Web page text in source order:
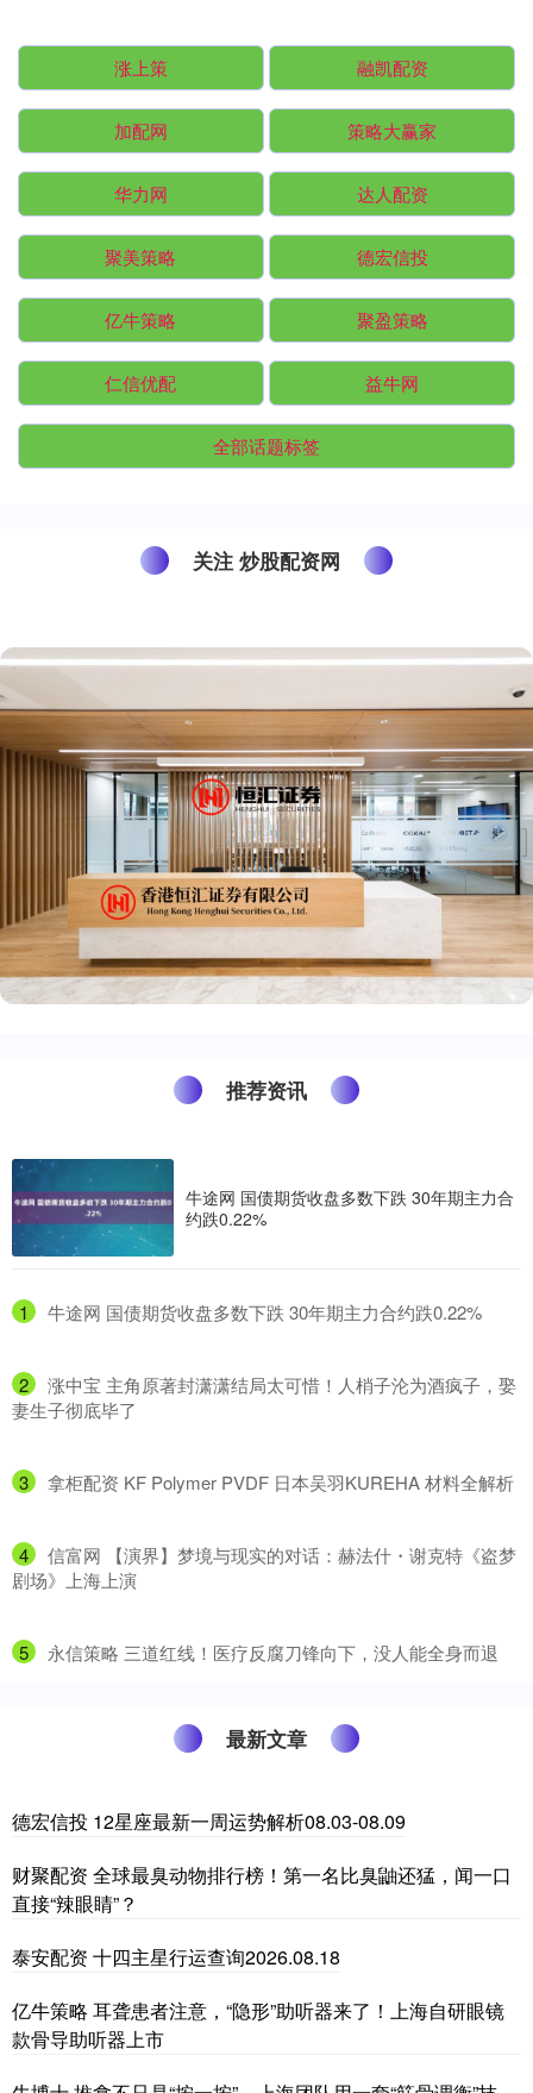
涨上策 融凯配资
加配网 策略大赢家
华力网 达人配资
聚美策略 德宏信投
亿牛策略 聚盈策略
仁信优配 益牛网
全部话题标签
关注 炒股配资网
推荐资讯
牛途网 国债期货收盘多数下跌 30年期主力合
约跌0.22%
1 ​牛途网 国债期货收盘多数下跌 30年期主力合约跌0.22%
2
​涨中宝 主角原著封潇潇结局太可惜！人梢子沦为酒疯子，娶
妻生子彻底毕了
3 ​拿柜配资 KF Polymer PVDF 日本吴羽KUREHA 材料全解析
4
​信富网 【演界】梦境与现实的对话：赫法什・谢克特《盗梦
剧场》上海上演
5 ​永信策略 三道红线！医疗反腐刀锋向下，没人能全身而退
最新文章
德宏信投 12星座最新一周运势解析08.03-08.09
财聚配资 全球最臭动物排行榜！第一名比臭鼬还猛，闻一口
直接“辣眼睛”？
泰安配资 十四主星行运查询2026.08.18
亿牛策略 耳聋患者注意，“隐形”助听器来了！上海自研眼镜
款骨导助听器上市